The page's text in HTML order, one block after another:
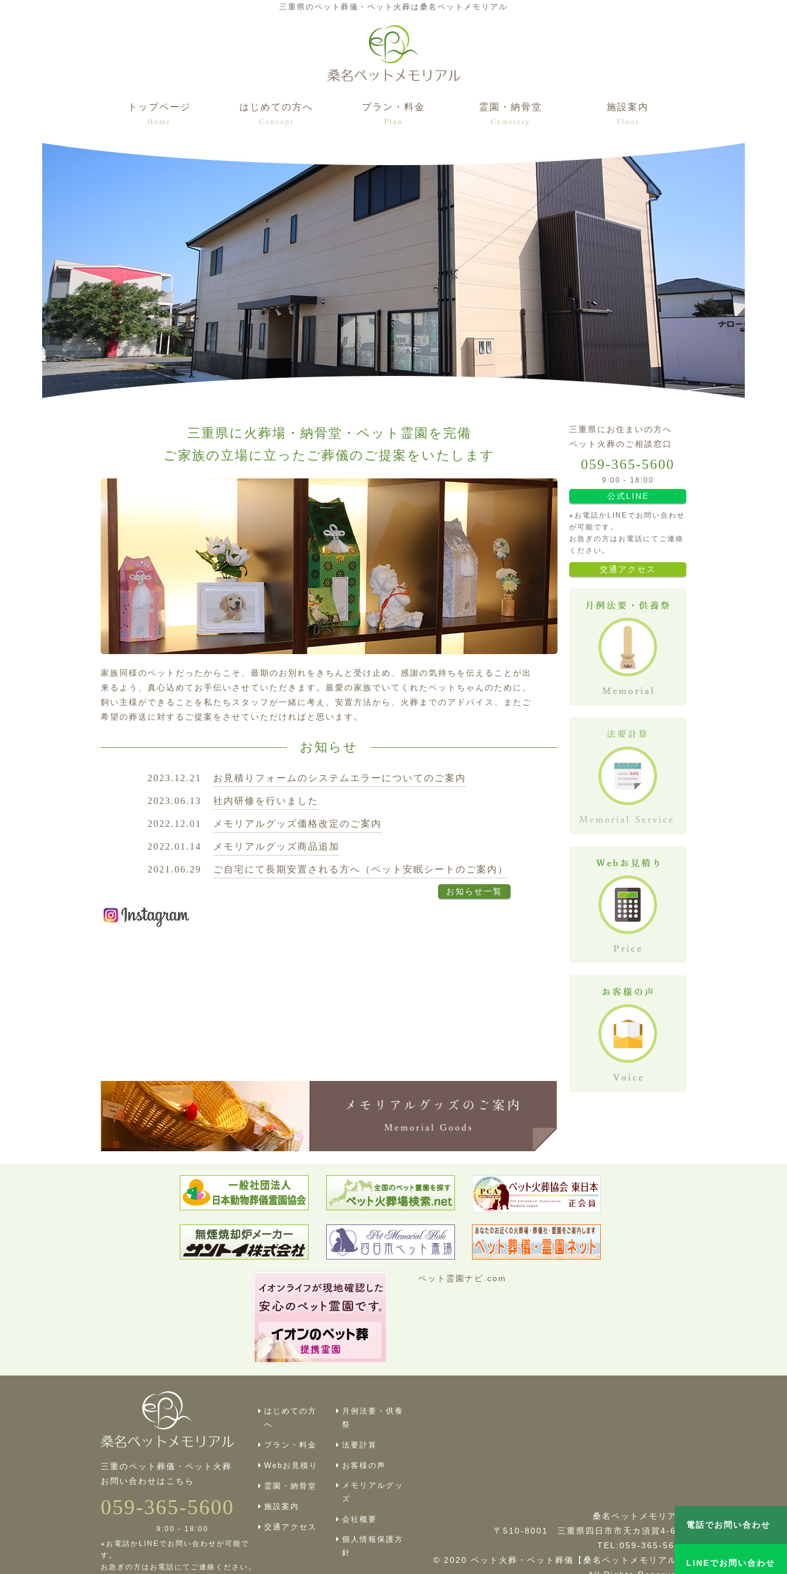
電話でお問い合わせ
LINEでお問い合わせ
三重県のペット葬儀・ペット火葬は桑名ペットメモリアル
トップページ
Home
はじめての方へ
Concept
プラン・料金
Plan
霊園・納骨堂
Cemetery
施設案内
Floor
三重県に火葬場・納骨堂・ペット霊園を完備
ご家族の立場に立ったご葬儀のご提案をいたします
家族同様のペットだったからこそ、最期のお別れをきちんと受け止め、感謝の気持ちを伝えることが出
来るよう、真心込めてお手伝いさせていただきます。最愛の家族でいてくれたペットちゃんのために、
飼い主様ができることを私たちスタッフが一緒に考え、安置方法から、火葬までのアドバイス、またご
希望の葬送に対するご提案をさせていただければと思います。
お知らせ
2023.12.21 お見積りフォームのシステムエラーについてのご案内
2023.06.13 社内研修を行いました
2022.12.01 メモリアルグッズ価格改定のご案内
2022.01.14 メモリアルグッズ商品追加
2021.06.29 ご自宅にて長期安置される方へ（ペット安眠シートのご案内）
お知らせ一覧
三重県にお住まいの方へ
ペット火葬のご相談窓口
059-365-5600
9:00 - 18:00
公式LINE
※お電話かLINEでお問い合わせ
が可能です。
お急ぎの方はお電話にてご連絡
ください。
交通アクセス
ペット霊園ナビ.com
三重のペット葬儀・ペット火葬
お問い合わせはこちら
059-365-5600
9:00 - 18:00
※お電話かLINEでお問い合わせが可能で
す。
お急ぎの方はお電話にてご連絡ください。
はじめての方
へ
プラン・料金
Webお見積り
霊園・納骨堂
施設案内
交通アクセス
月例法要・供養
祭
法要計算
お客様の声
メモリアルグッ
ズ
会社概要
個人情報保護方
針
桑名ペットメモリアル
〒510-8001 三重県四日市市天カ須賀4-6-9
TEL:059-365-5600
© 2020 ペット火葬・ペット葬儀【桑名ペットメモリアル】